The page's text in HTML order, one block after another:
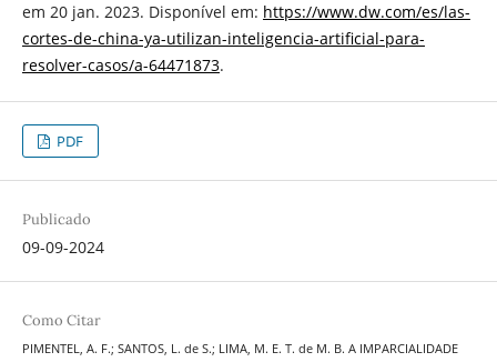
em 20 jan. 2023. Disponível em: https://www.dw.com/es/las-
cortes-de-china-ya-utilizan-inteligencia-artificial-para-
resolver-casos/a-64471873.
PDF
Publicado
09-09-2024
Como Citar
PIMENTEL, A. F.; SANTOS, L. de S.; LIMA, M. E. T. de M. B. A IMPARCIALIDADE